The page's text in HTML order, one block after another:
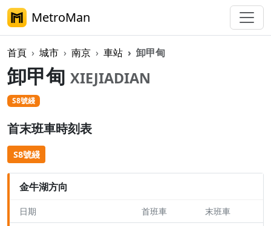
MetroMan
首頁 城市 南京 車站 卸甲甸
卸甲甸 XIEJIADIAN
S8號綫
首末班車時刻表
S8號綫
金牛湖方向
日期 首班車 末班車